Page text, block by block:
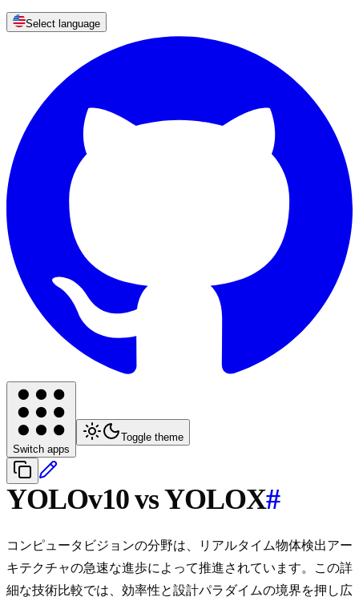
Select language
Switch apps
Toggle theme
YOLOv10 vs YOLOX#
コンピュータビジョンの分野は、リアルタイム物体検出アー
キテクチャの急速な進歩によって推進されています。この詳
細な技術比較では、効率性と設計パラダイムの境界を押し広